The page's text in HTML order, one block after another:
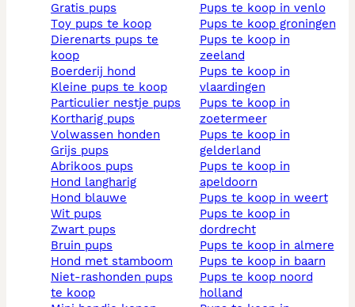
gratis pups
toy pups te koop
dierenarts pups te
koop
boerderij hond
kleine pups te koop
particulier nestje pups
kortharig pups
volwassen honden
grijs pups
abrikoos pups
hond langharig
hond blauwe
wit pups
zwart pups
bruin pups
hond met stamboom
niet-rashonden pups
te koop
pups te koop in venlo
pups te koop groningen
pups te koop in
zeeland
pups te koop in
vlaardingen
pups te koop in
zoetermeer
pups te koop in
gelderland
pups te koop in
apeldoorn
pups te koop in weert
pups te koop in
dordrecht
pups te koop in almere
pups te koop in baarn
pups te koop noord
holland